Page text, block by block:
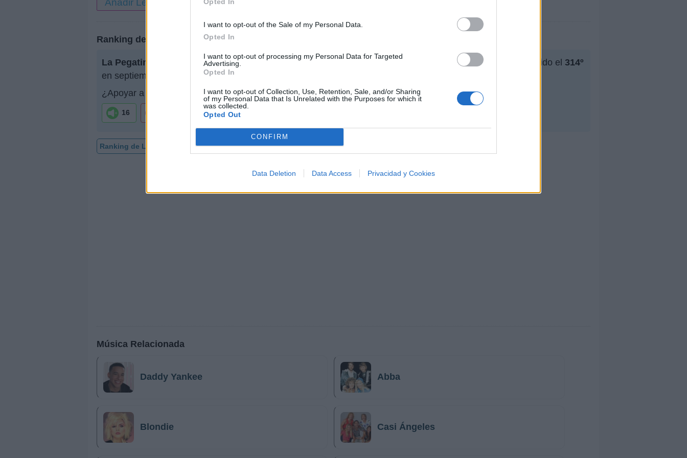
I want to opt-out of the Sale of my Personal Data.
Opted In
I want to opt-out of processing my Personal Data for Targeted
Advertising.
Opted In
I want to opt-out of Collection, Use, Retention, Sale, and/or Sharing
of my Personal Data that Is Unrelated with the Purposes for which it
was collected.
Opted Out
CONFIRM
Data Deletion Data Access Privacidad y Cookies
Ranking de La Pegatina
La Pegatina no está entre los 500 artistas más apoyados y visitados de esta semana, su mejor puesto ha sido el 314º
en septiembre de 2010.
¿Apoyar a La Pegatina?
16
Ranking de La Pegatina TOP Música
Música Relacionada
Daddy Yankee Abba
Blondie Casi Ángeles